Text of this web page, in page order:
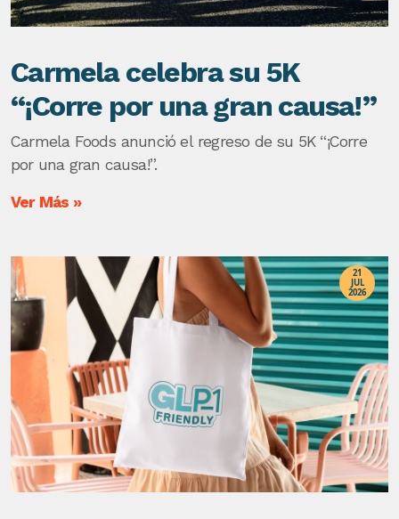
Carmela celebra su 5K
“¡Corre por una gran causa!”
Carmela Foods anunció el regreso de su 5K “¡Corre
por una gran causa!”.
Ver Más »
21
JUL
2026